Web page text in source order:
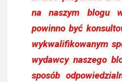
na naszym blogu
powinno być
wykwalifikowanym
wydawcy naszego
sposób